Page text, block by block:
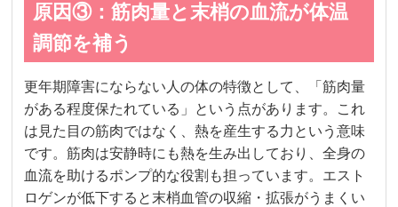
原因③：筋肉量と末梢の血流が体温
調節を補う
更年期障害にならない人の体の特徴として、「筋肉量
がある程度保たれている」という点があります。これ
は見た目の筋肉ではなく、熱を産生する力という意味
です。筋肉は安静時にも熱を生み出しており、全身の
血流を助けるポンプ的な役割も担っています。エスト
ロゲンが低下すると末梢血管の収縮・拡張がうまくい